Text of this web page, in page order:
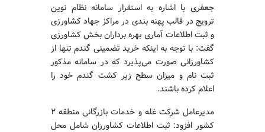
جعفری با اشاره به استقرار سامانه نظام نوین
ترویج در قالب پهنه بندی در مراکز جهاد کشاورزی
و ثبت اطلاعات آماری بهره برداران بخش کشاورزی
گفت: با توجه به اینکه خرید تضمینی گندم تنها از
کشاورزانی صورت می‌پذیرد که در سامانه مذکور
ثبت نام و میزان سطح زیر کشت گندم خود را
اعلام کرده باشند.
مدیرعامل شرکت غله و خدمات بازرگانی منطقه ۲
کشور افزود: ثبت اطلاعات کشاورزان شامل محل